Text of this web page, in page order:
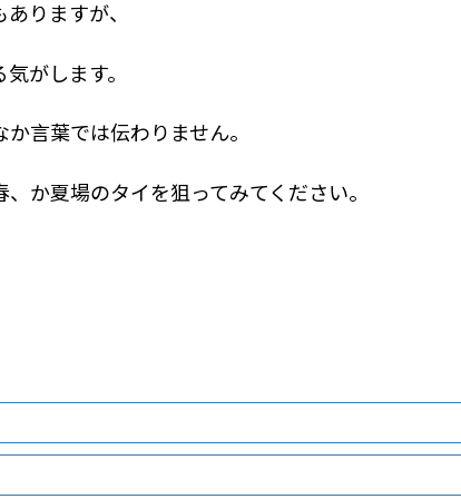
りますが、
がします。
言葉では伝わりません。
か夏場のタイを狙ってみてください。